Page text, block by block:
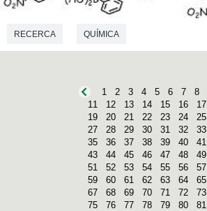
RECERCA QUÍMICA
1 2 3 4 5 6 7 8
11
12 13 14 15 16 17
19
20 21 22 23 24 25
27
28 29 30 31 32 33
35
36 37 38 39 40 41
43
44 45 46 47 48 49
51
52 53 54 55 56 57
59
60 61 62 63 64 65
67
68 69 70 71 72 73
75
76 77 78 79 80 81